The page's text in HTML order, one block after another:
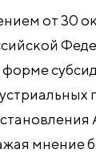
от 30
мнение